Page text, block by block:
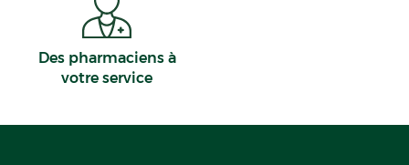
Des pharmaciens à
votre service